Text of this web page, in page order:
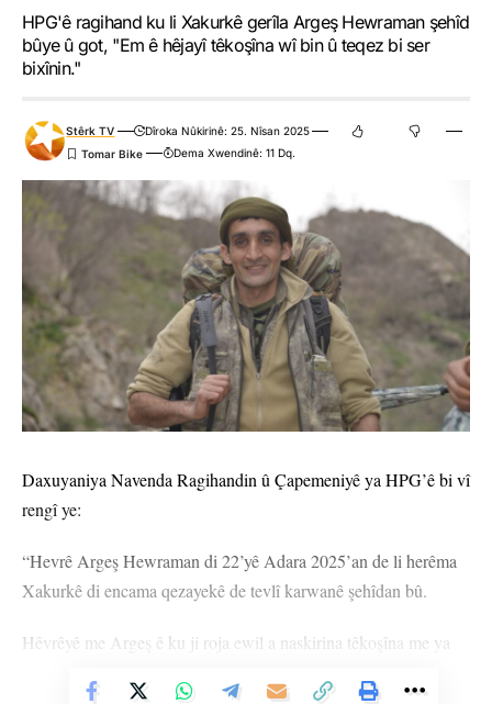
HPG'ê ragihand ku li Xakurkê gerîla Argeş Hewraman şehîd
bûye û got, "Em ê hêjayî têkoşîna wî bin û teqez bi ser
bixînin."
Stêrk TV
Dîroka Nûkirinê: 25. Nîsan 2025
Dema Xwendinê: 11 Dq.
Daxuyaniya Navenda Ragihandin û Çapemeniyê ya HPG’ê bi vî
rengî ye:
“Hevrê Argeş Hewraman di 22’yê Adara 2025’an de li herêma
Xakurkê di encama qezayekê de tevlî karwanê şehîdan bû.
Hêvrêyê me Argeş ê ku ji roja ewil a naskirina têkoşîna me ya